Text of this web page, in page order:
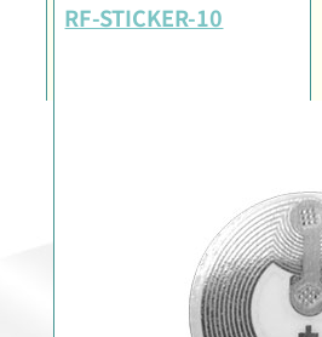
RF-STICKER-10